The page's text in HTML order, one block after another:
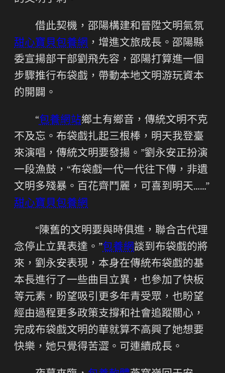
借此契機，邵陽構建和晉陞文明氣氛
甜心寶貝包養網 ，增進文旅成長。邵陽縣
委宣揚部干部劉飛先容，邵陽打算進一個
步驟推行布袋戲，帶動本地文明游玩資本
的開闢。
“包養網站鄉土有鄉音，傳統文明不克
不及忘。布袋戲扎起三根棒，明天我登臺
來演唱，傳統文明要發揚。”劉永安正扮演
一段漁鼓，“布袋戲一代一代往下傳，非遺
文明多殘暴。百花齊鬥麗，可喜到明天……”
甜心寶貝包養網
“陳舊的文明要與時俱進，聯合古代理
念停止立異表達。”包養網談到布袋戲的將
來，劉永安表現，本身在傳統布袋戲的基
本長進行了一些曲目立異，也參加了快板
等元素，盼望吸引更多年青受眾，也盼望
經由過程更多政策支撐和社會追蹤關心，
完成布袋戲文明的華就算不高興了她想要
快樂，她只覺得苦澀。可連續成長。